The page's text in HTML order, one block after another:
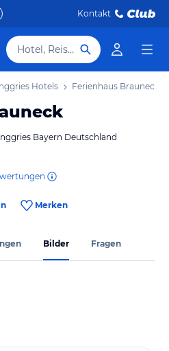
Kontakt
Hotel, Reiseziel
Hotels Ferienhaus Brauneck
Bayern Deutschland
Merken
Bilder Fragen